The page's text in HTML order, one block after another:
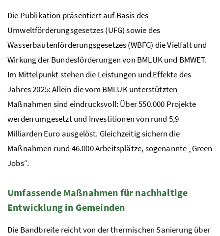
Die Publikation präsentiert auf Basis des
Umweltförderungsgesetzes (UFG) sowie des
Wasserbautenförderungsgesetzes (WBFG) die Vielfalt und
Wirkung der Bundesförderungen von BMLUKund BMWET.
Im Mittelpunkt stehen die Leistungen und Effekte des
Jahres 2025: Allein die vom BMLUKunterstützten
Maßnahmen sind eindrucksvoll: Über 550.000 Projekte
werden umgesetzt und Investitionen von rund 5,9
Milliarden Euro ausgelöst. Gleichzeitig sichern die
Maßnahmen rund 46.000 Arbeitsplätze, sogenannte „Green
Jobs“.
Umfassende Maßnahmen für nachhaltige
Entwicklung in Gemeinden
Die Bandbreite reicht von der thermischen Sanierung über